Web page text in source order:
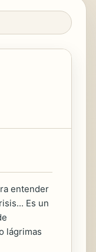
entender
Es un
lágrimas